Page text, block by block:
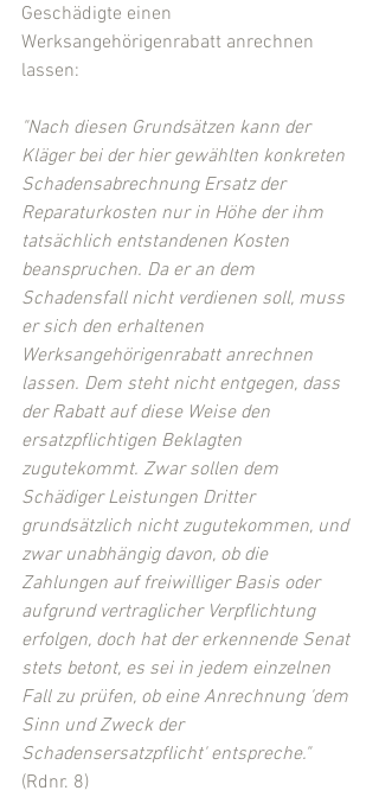
Geschädigte einen
Werksangehörigenrabatt anrechnen
lassen:
"Nach diesen Grundsätzen kann der
Kläger bei der hier gewählten konkreten
Schadensabrechnung Ersatz der
Reparaturkosten nur in Höhe der ihm
tatsächlich entstandenen Kosten
beanspruchen. Da er an dem
Schadensfall nicht verdienen soll, muss
er sich den erhaltenen
Werksangehörigenrabatt anrechnen
lassen. Dem steht nicht entgegen, dass
der Rabatt auf diese Weise den
ersatzpflichtigen Beklagten
zugutekommt. Zwar sollen dem
Schädiger Leistungen Dritter
grundsätzlich nicht zugutekommen, und
zwar unabhängig davon, ob die
Zahlungen auf freiwilliger Basis oder
aufgrund vertraglicher Verpflichtung
erfolgen, doch hat der erkennende Senat
stets betont, es sei in jedem einzelnen
Fall zu prüfen, ob eine Anrechnung 'dem
Sinn und Zweck der
Schadensersatzpflicht' entspreche."
(Rdnr. 8)